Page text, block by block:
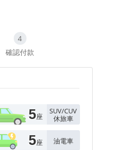
確認付款
5座
SUV/CUV
休旅車
5座 油電車